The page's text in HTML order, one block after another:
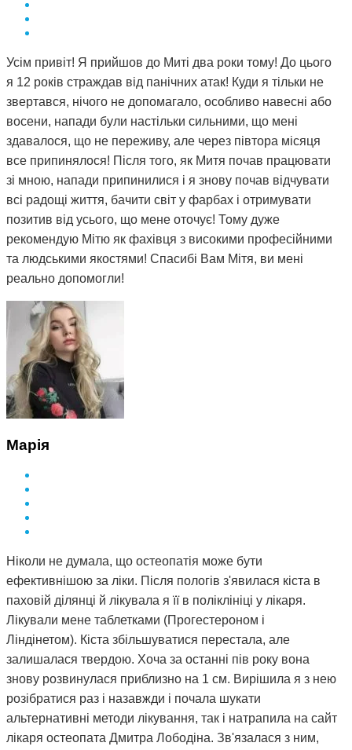
Усім привіт! Я прийшов до Миті два роки тому! До цього
я 12 років страждав від панічних атак! Куди я тільки не
звертався, нічого не допомагало, особливо навесні або
восени, напади були настільки сильними, що мені
здавалося, що не переживу, але через півтора місяця
все припинялося! Після того, як Митя почав працювати
зі мною, напади припинилися і я знову почав відчувати
всі радощі життя, бачити світ у фарбах і отримувати
позитив від усього, що мене оточує! Тому дуже
рекомендую Мітю як фахівця з високими професійними
та людськими якостями! Спасибі Вам Мітя, ви мені
реально допомогли!
Марія
Ніколи не думала, що остеопатія може бути
ефективнішою за ліки. Після пологів з'явилася кіста в
паховій ділянці й лікувала я її в поліклініці у лікаря.
Лікували мене таблетками (Прогестероном і
Ліндінетом). Кіста збільшуватися перестала, але
залишалася твердою. Хоча за останні пів року вона
знову розвинулася приблизно на 1 см. Вирішила я з нею
розібратися раз і назавжди і почала шукати
альтернативні методи лікування, так і натрапила на сайт
лікаря остеопата Дмитра Лободіна. Зв'язалася з ним,